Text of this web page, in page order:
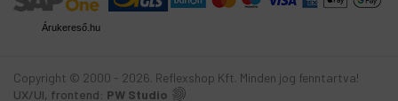
Árukereső.hu
Copyright © 2000 - 2026. Reflexshop Kft. Minden jog fenntartva!
UX/UI, frontend: PW Studio